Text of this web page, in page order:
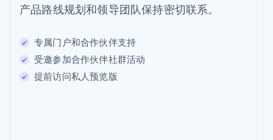
产品路线规划和领导团队保持密切联系。
专属门户和合作伙伴支持
受邀参加合作伙伴社群活动
提前访问私人预览版